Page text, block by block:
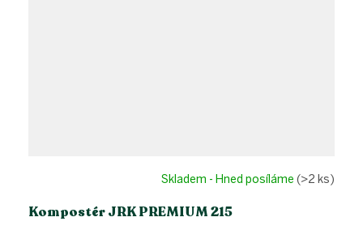
Kompostér JRK PREMIUM 215
Skladem - Hned posíláme (>2 ks)